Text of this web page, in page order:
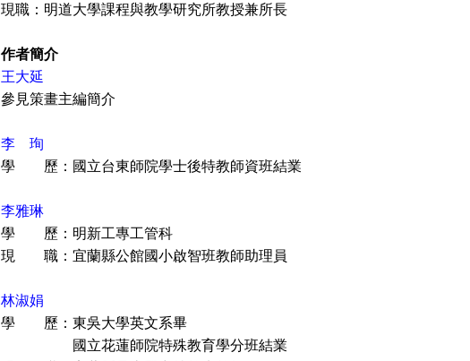
現職：明道大學課程與教學研究所教授兼所長
作者簡介
王大延
參見策畫主編簡介
李 珣
學 歷：國立台東師院學士後特教師資班結業
李雅琳
學 歷：明新工專工管科
現 職：宜蘭縣公館國小啟智班教師助理員
林淑娟
學 歷：東吳大學英文系畢
國立花蓮師院特殊教育學分班結業